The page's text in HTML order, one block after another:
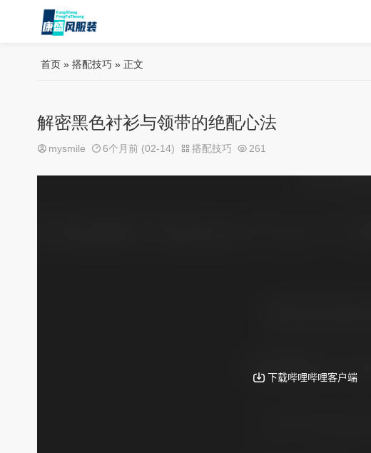
首页 » 搭配技巧 » 正文
解密黑色衬衫与领带的绝配心法
mysmile 6个月前 (02-14) 搭配技巧 261